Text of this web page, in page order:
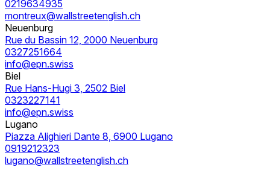
0219634935
montreux@wallstreetenglish.ch
Neuenburg
Rue du Bassin 12, 2000 Neuenburg
0327251664
info@epn.swiss
Biel
Rue Hans-Hugi 3, 2502 Biel
0323227141
info@epn.swiss
Lugano
Piazza Alighieri Dante 8, 6900 Lugano
0919212323
lugano@wallstreetenglish.ch